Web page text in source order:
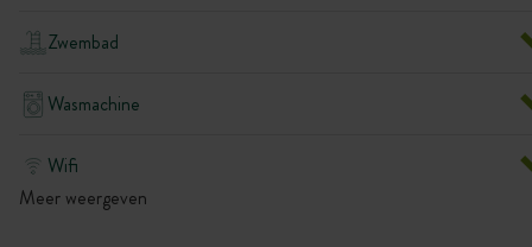
Zwembad
Wasmachine
Wifi
Meer weergeven